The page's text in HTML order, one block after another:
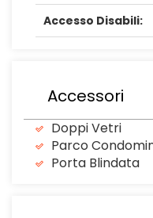
Accesso Disabili:
Accessori
Doppi Vetri
Parco
Porta Blindata